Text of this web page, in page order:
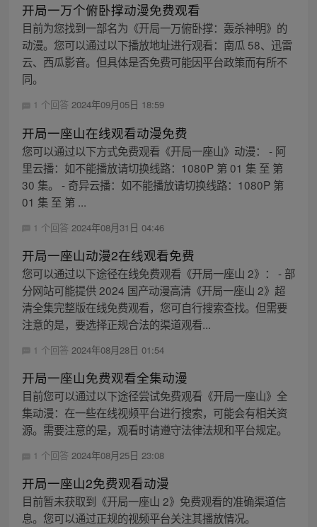
开局一万个俯卧撑动漫免费观看
目前为您找到一部名为《开局一万俯卧撑：轰杀神明》的
动漫。您可以通过以下播放地址进行观看：南瓜 58、迅雷
云、西瓜影音。但具体是否免费可能因平台政策而有所不
同。
1 个回答 2024年09月05日 18:59
开局一座山在线观看动漫免费
您可以通过以下方式免费观看《开局一座山》动漫： - 阿
里云播：如不能播放请切换线路：1080P 第 01 集 至 第
30 集。 - 奇异云播：如不能播放请切换线路：1080P 第
01 集 至 第 ...
1 个回答 2024年08月31日 04:46
开局一座山动漫2在线观看免费
您可以通过以下途径在线免费观看《开局一座山 2》： - 部
分网站可能提供 2024 国产动漫高清《开局一座山 2》超
清全集完整版在线免费观看，您可自行搜索查找。但需要
注意的是，要选择正规合法的渠道观看...
1 个回答 2024年08月28日 01:54
开局一座山免费观看全集动漫
目前您可以通过以下途径尝试免费观看《开局一座山》全
集动漫：在一些在线视频平台进行搜索，可能会有相关资
源。需要注意的是，观看时请遵守法律法规和平台规定。
1 个回答 2024年08月25日 23:08
开局一座山2免费观看动漫
目前暂未获取到《开局一座山 2》免费观看的准确渠道信
息。您可以通过正规的视频平台关注其播放情况。